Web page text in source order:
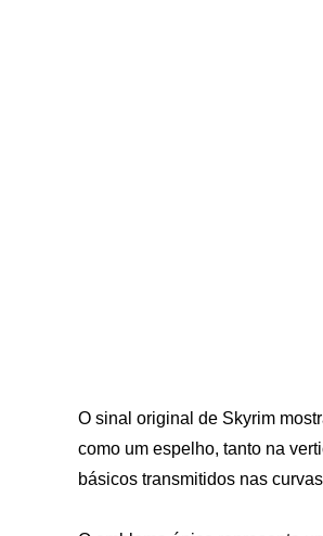
O sinal original de Skyrim
como um espelho, tanto na
básicos transmitidos nas